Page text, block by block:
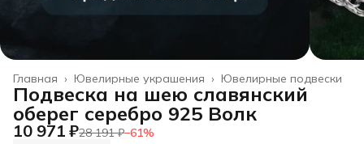
Ювелирные подвески
Ювелирные украшения ›
Главная ›
Подвеска на шею славянский
оберег серебро 925 Волк
10 971 ₽28 191 ₽−61%